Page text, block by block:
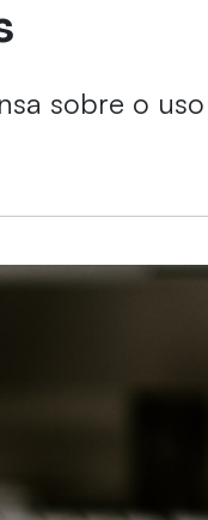
sobre o uso